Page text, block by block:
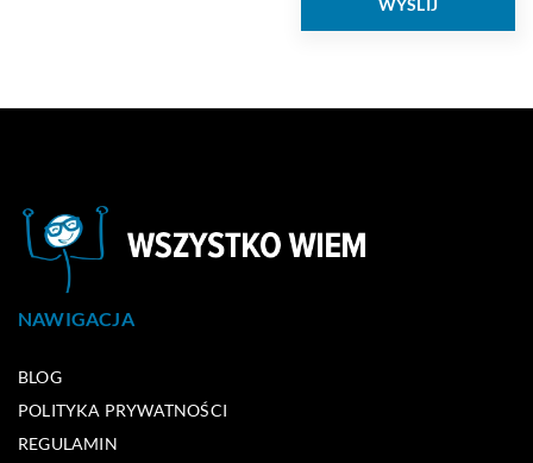
NAWIGACJA
BLOG
POLITYKA PRYWATNOŚCI
REGULAMIN